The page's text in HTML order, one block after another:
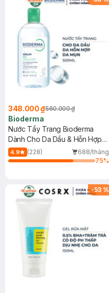
348.000 ₫560.000 ₫
Bioderma
Nước Tẩy Trang Bioderma
Dành Cho Da Dầu & Hỗn Hợp
500ml
4.9 (228)
688/tháng
75%
-53 %